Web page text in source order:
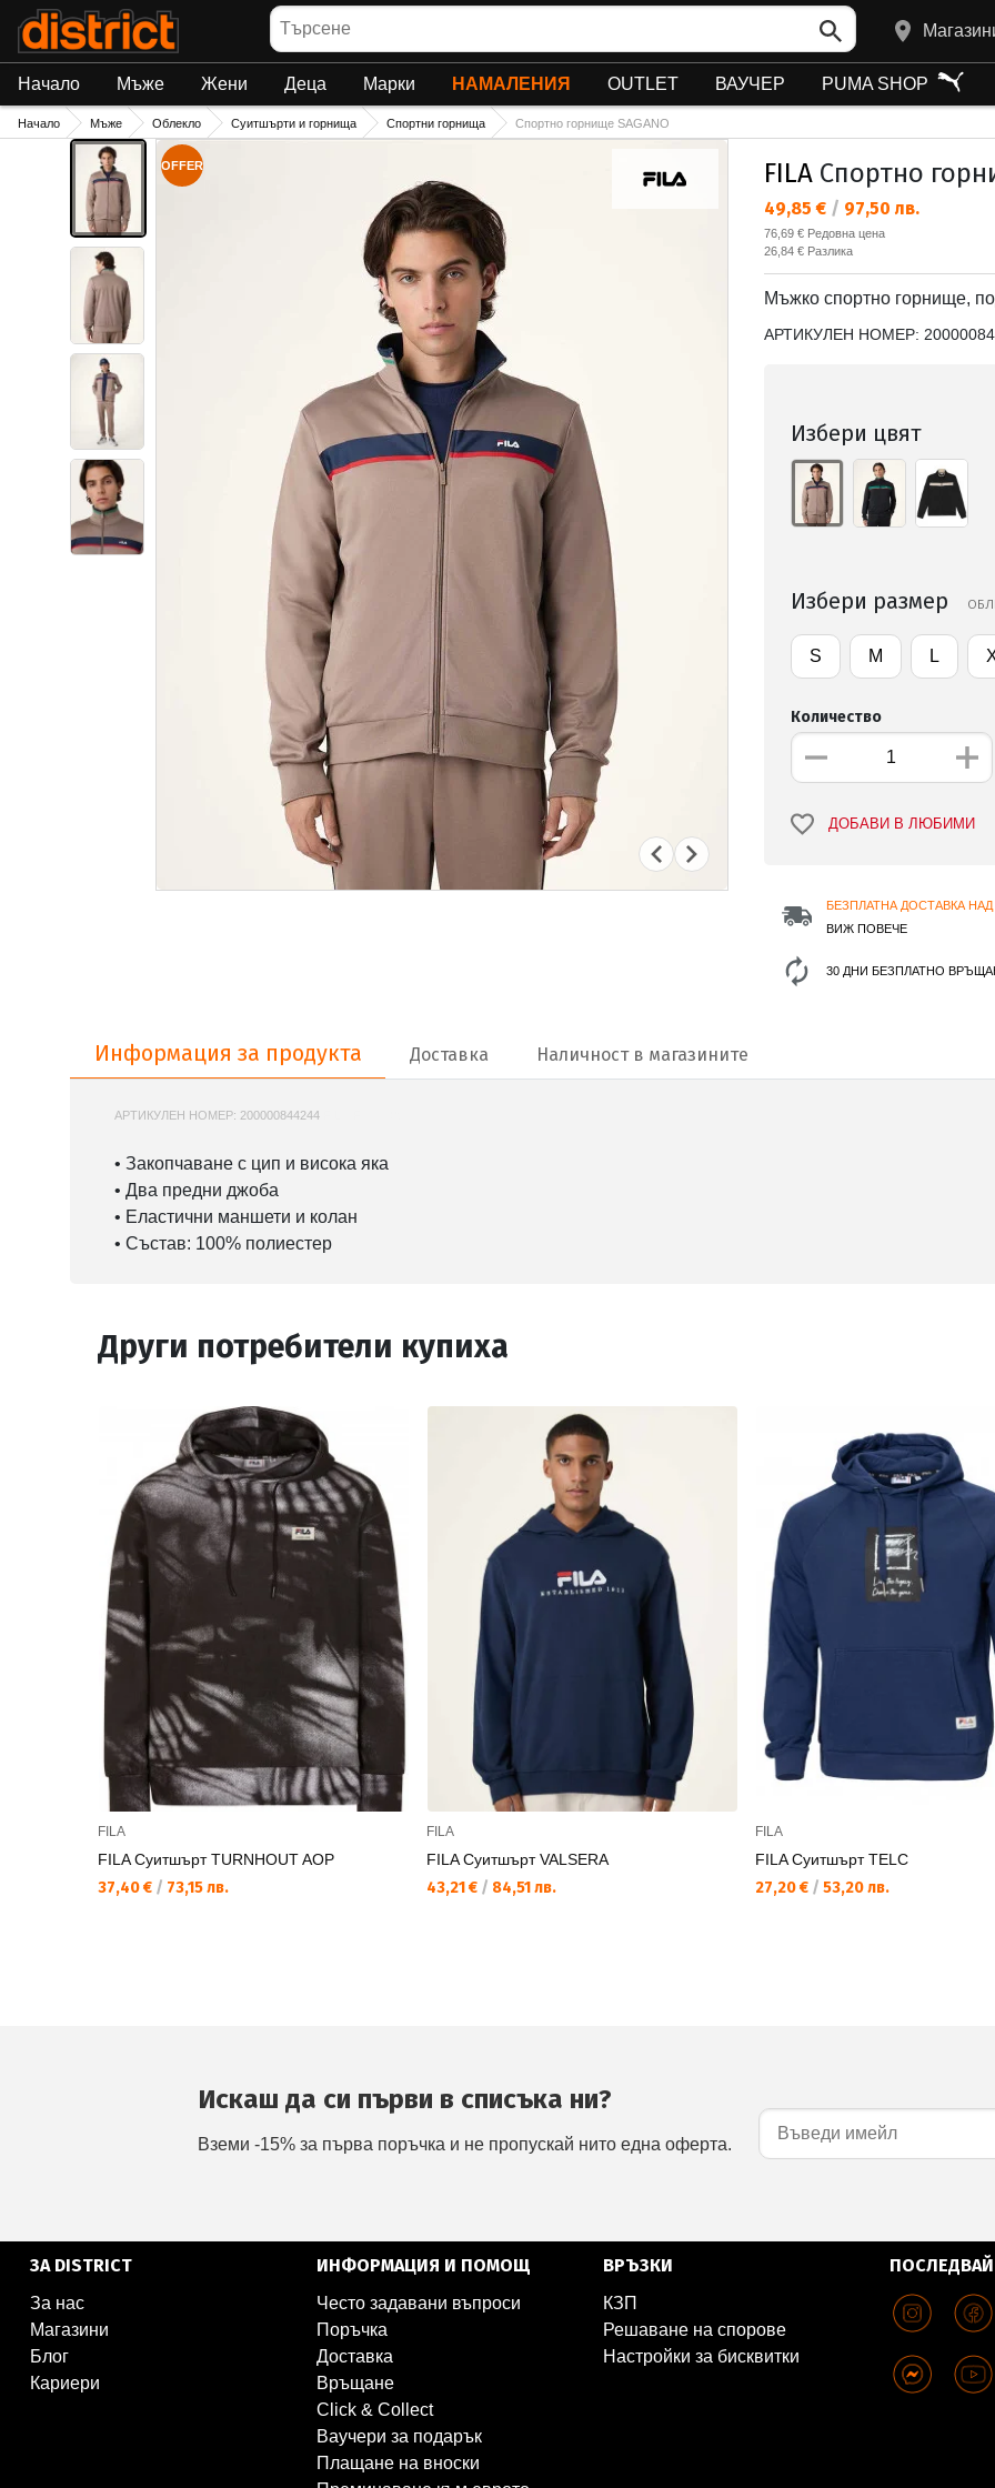
Търсене
Начало Мъже Жени Деца Марки НАМАЛЕНИЯ OUTLET ВАУЧЕР PUMA SHOP
Начало Мъже Облекло Суитшърти и горнища Спортни горнища Спортно горнище SAGANO
OFFER FILA Спортно
Текуща цена:
49,85 € / 97,50 лв.
Редовна цена:
76,69 € Редовна цена
Спестявате:
26,84 € Разлика
Мъжко спортно горнище,
АРТИКУЛЕН НОМЕР:
Избери цвят
Избери размер
S M L
Количество
ДОБАВИ В ЛЮБИМИ
БЕЗПЛАТНА ДОСТАВКА НАД
ВИЖ ПОВЕЧЕ
30 ДНИ БЕЗПЛАТНО
Информация за продукта
Доставка Наличност в магазините
АРТИКУЛЕН НОМЕР: 200000844244
• Закопчаване с цип и висока яка
• Два предни джоба
• Еластични маншети и колан
• Състав: 100% полиестер
Други потребители купиха
FILA
FILA Суитшърт TURNHOUT AOP
37,40 € / 73,15 лв.
FILA
FILA Суитшърт VALSERA
43,21 € / 84,51 лв.
FILA
FILA Суитшърт TELC
27,20 € / 53,20 лв.
Искаш да си първи в списъка ни?
Вземи -15% за първа поръчка и не пропускай нито една оферта.
ЗА DISTRICT
За нас
Магазини
Блог
Кариери
ИНФОРМАЦИЯ И ПОМОЩ
Често задавани въпроси
Поръчка
Доставка
Връщане
Click & Collect
Ваучери за подарък
Плащане на вноски
ВРЪЗКИ
КЗП
Решаване на спорове
Настройки за бисквитки